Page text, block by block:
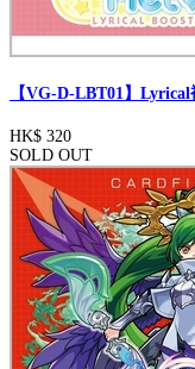
【VG-D-LBT01】
HK$ 320
SOLD OUT